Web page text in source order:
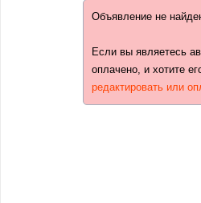
Объявление не
Если вы являетесь
оплачено, и хотите
редактировать или